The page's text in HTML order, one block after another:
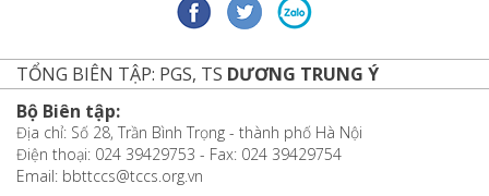
TỔNG BIÊN TẬP: PGS, TS DƯƠNG TRUNG Ý
Bộ Biên tập:
Địa chỉ: Số 28, Trần Bình Trọng - thành phố Hà Nội
Điện thoại: 024 39429753 - Fax: 024 39429754
Email: bbttccs@tccs.org.vn